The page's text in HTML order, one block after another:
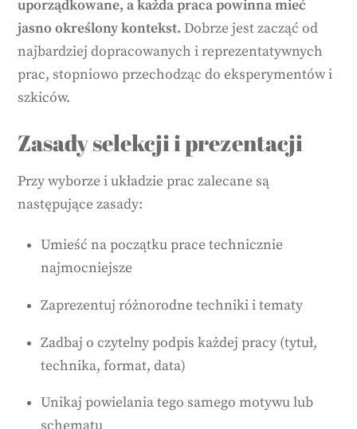
uporządkowane, a każda praca powinna mieć
jasno określony kontekst. Dobrze jest zacząć od
najbardziej dopracowanych i reprezentatywnych
prac, stopniowo przechodząc do eksperymentów i
szkiców.
Zasady selekcji i prezentacji
Przy wyborze i układzie prac zalecane są
następujące zasady:
Umieść na początku prace technicznie
najmocniejsze
Zaprezentuj różnorodne techniki i tematy
Zadbaj o czytelny podpis każdej pracy (tytuł,
technika, format, data)
Unikaj powielania tego samego motywu lub